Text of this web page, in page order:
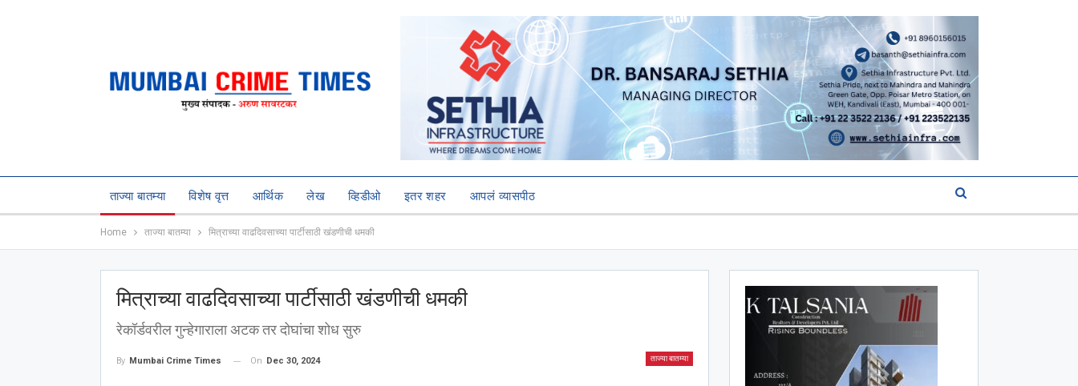
ताज्या बातम्या विशेष वृत्त आर्थिक लेख व्हिडीओ इतर शहर आपलं व्यासपीठ
Home ताज्या बातम्या मित्राच्या वाढदिवसाच्या पार्टीसाठी खंडणीची धमकी
मित्राच्या वाढदिवसाच्या पार्टीसाठी खंडणीची धमकी
रेकॉर्डवरील गुन्हेगाराला अटक तर दोघांचा शोध सुरु
ताज्या बातम्या
By Mumbai Crime Times On Dec 30, 2024